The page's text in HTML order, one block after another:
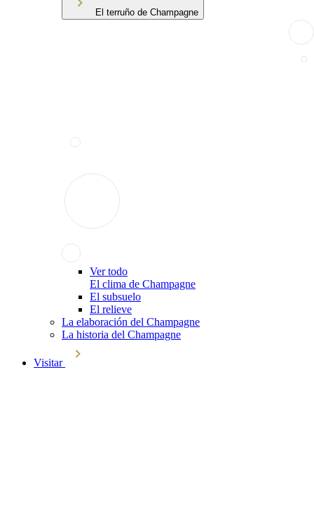
El terruño de Champagne
Ver todo
El clima de Champagne
El subsuelo
El relieve
La elaboración del Champagne
La historia del Champagne
Visitar